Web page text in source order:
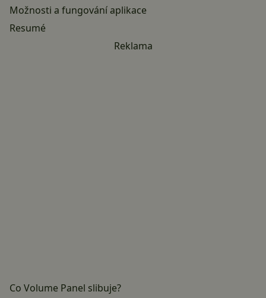
Možnosti a fungování aplikace
Resumé
Reklama
Co Volume Panel slibuje?